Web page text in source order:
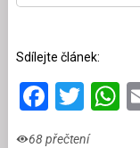
Sdílejte článek:
68 přečtení